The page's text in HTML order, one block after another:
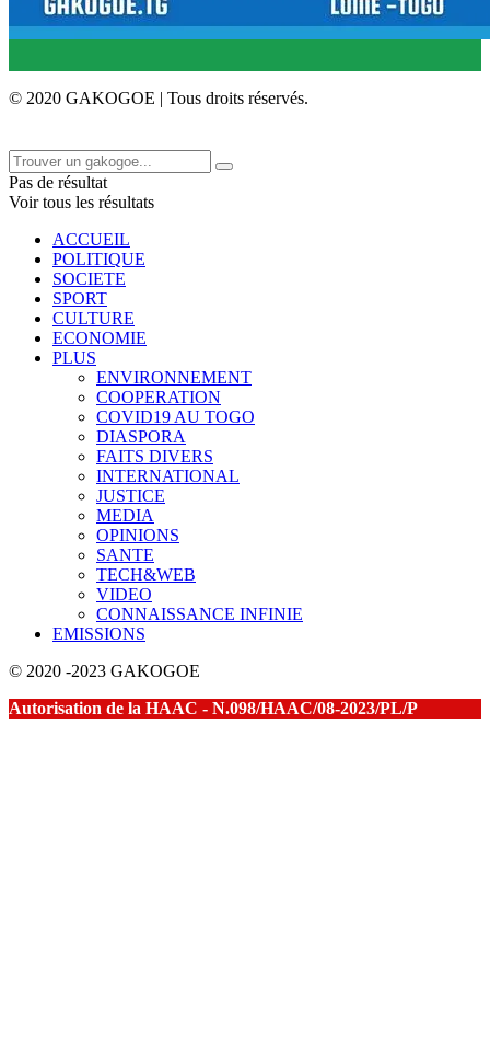
© 2020 GAKOGOE | Tous droits réservés.
Pas de résultat
Voir tous les résultats
ACCUEIL
POLITIQUE
SOCIETE
SPORT
CULTURE
ECONOMIE
PLUS
ENVIRONNEMENT
COOPERATION
COVID19 AU TOGO
DIASPORA
FAITS DIVERS
INTERNATIONAL
JUSTICE
MEDIA
OPINIONS
SANTE
TECH&WEB
VIDEO
CONNAISSANCE INFINIE
EMISSIONS
© 2020 -2023 GAKOGOE
Autorisation de la HAAC - N.098/HAAC/08-2023/PL/P